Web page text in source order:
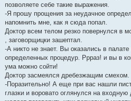
позволяете себе такие выражения.
-Я прошу прощения за неудачное
напомнить мне, как я сюда попал.
Доктор всем телом резко повернулся в
, заговорщицки зашептал.
-А никто не знает. Вы оказались в
определенных процедур. Ррраз! и вы в
ума можно сойти!
Доктор засмеялся дребезжащим смехом.
-Поразительно! А еще при вас нашли
глазки и воровато оглянулся на